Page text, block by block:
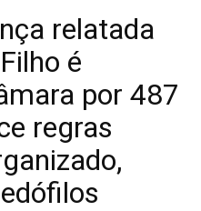
relatada
é
por 487
regras